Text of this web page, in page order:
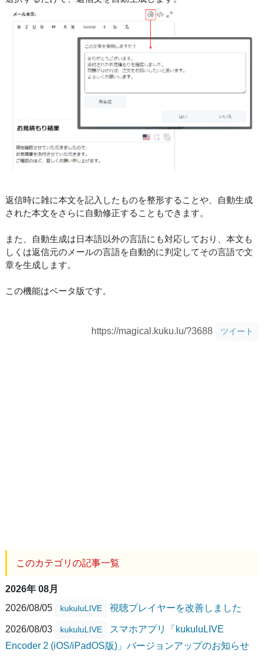
返信時に雑に本文を記入したものを整形することや、自動生成
された本文をさらに自動修正することもできます。
また、自動生成は日本語以外の言語にも対応しており、本文も
しくは返信元のメールの言語を自動的に判定してその言語で文
章を生成します。
この機能はベータ版です。
https://magical.kuku.lu/?3688 ツイート
このカテゴリの記事一覧
2026年 08月
2026/08/05
kukuluLIVE 視聴プレイヤーを改善しました
2026/08/03 kukuluLIVE
スマホアプリ「kukuluLIVE
Encoder 2 (iOS/iPadOS版)」バージョンアップのお知らせ